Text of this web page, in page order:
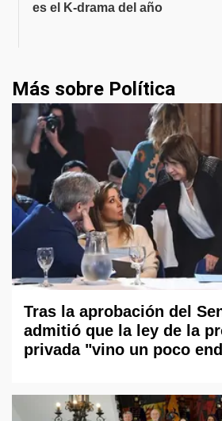
es el K-drama del año
Más sobre Política
Tras la aprobación del
admitió que la ley de la
privada "vino un poco